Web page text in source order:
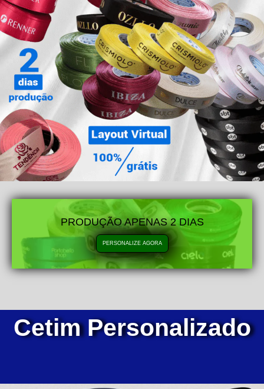
PRODUÇÃO APENAS 2 DIAS
PERSONALIZE AGORA
Cetim Personalizado